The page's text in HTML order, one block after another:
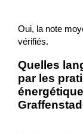
Oui, la note
vérifiés.
Quelles
par les